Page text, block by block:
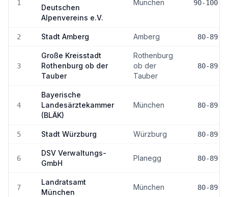
1
Deutschen
Alpenvereins e.V.
München 90-100
2 Stadt Amberg Amberg 80-89
3
Große Kreisstadt
Rothenburg ob der
Tauber
Rothenburg
ob der
Tauber
80-89
4
Bayerische
Landesärztekammer
(BLÄK)
München 80-89
5 Stadt Würzburg Würzburg 80-89
6
DSV Verwaltungs-
GmbH
Planegg 80-89
7
Landratsamt
München
München 80-89